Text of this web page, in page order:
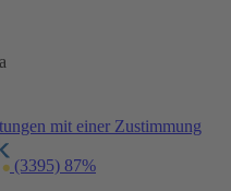
mit einer Zustimmung
(3395) 87%